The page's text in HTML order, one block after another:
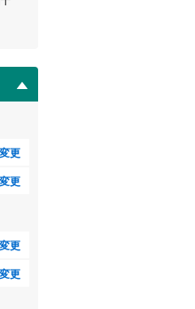
変更
変更
変更
変更